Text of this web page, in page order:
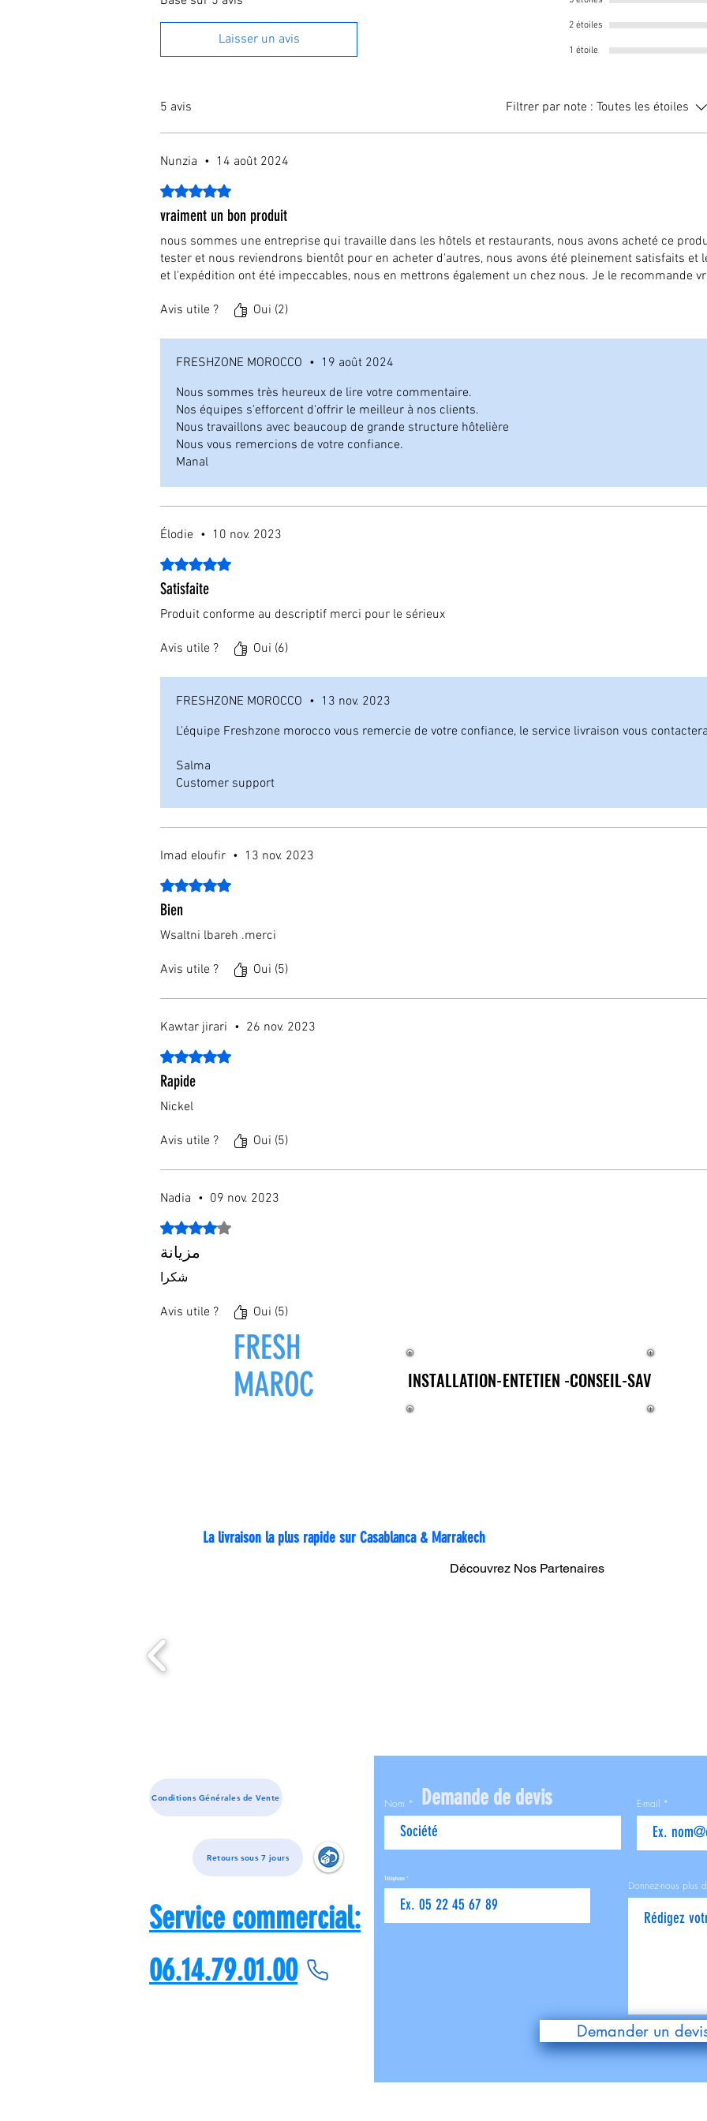
Poids de l'article:‎ 7
Laisser un avis
2 étoiles
1 étoile
5 avis Filtrer par note : Toutes les étoiles
Nunzia • 14 août 2024
Noté 5 sur 5.
vraiment un bon produit
nous sommes une entreprise qui travaille dans les hôtels et restaurants, nous avons acheté ce
tester et nous reviendrons bientôt pour en acheter d'autres, nous avons été pleinement satisfaits et
et l'expédition ont été impeccables, nous en mettrons également un chez nous. Je le recommande
Avis utile ? Oui (2)
FRESHZONE MOROCCO • 19 août 2024
Nous sommes très heureux de lire votre commentaire.
Nos équipes s'efforcent d'offrir le meilleur à nos clients.
Nous travaillons avec beaucoup de grande structure hôtelière
Nous vous remercions de votre confiance.
Manal
Élodie • 10 nov. 2023
Noté 5 sur 5.
Satisfaite
Produit conforme au descriptif merci pour le sérieux
Avis utile ? Oui (6)
FRESHZONE MOROCCO • 13 nov. 2023
L'équipe Freshzone morocco vous remercie de votre confiance, le service livraison vous
Salma
Customer support
Imad eloufir • 13 nov. 2023
Noté 5 sur 5.
Bien
Wsaltni lbareh .merci
Avis utile ? Oui (5)
Kawtar jirari • 26 nov. 2023
Noté 5 sur 5.
Rapide
Nickel
Avis utile ? Oui (5)
Nadia • 09 nov. 2023
Noté 4 sur 5.
مزيانة
شكرا
Avis utile ? Oui (5)
FRESH
MAROC
INSTALLATION-ENTETIEN -CONSEIL-SAV
INSTALLATION-ENTETIEN -CONSEIL-SAV
La livraison la plus rapide sur Casablanca & Marrakech
Découvrez Nos Partenaires
Conditions Générales de Vente
Retours sous 7 jours
Service commercial:
06.14.79.01.00
Demande de devis
Nom E-mail
Téléphone
Donnez-nous plus
Demander un